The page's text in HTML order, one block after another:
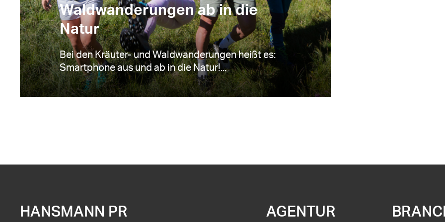
Waldwanderungen ab in die
Natur
Bei den Kräuter- und Waldwanderungen heißt es:
Smartphone aus und ab in die Natur!...
HANSMANN PR AGENTUR